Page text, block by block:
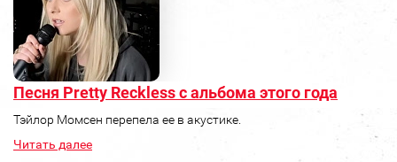
Песня Pretty Reckless с альбома этого года
Тэйлор Момсен перепела ее в акустике.
Читать далее